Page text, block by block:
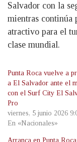
Salvador con la
mientras continúa
atractivo para el
clase mundial.
Punta Roca vuelve a
a El Salvador ante el
con el Surf City El
Pro
viernes, 5 junio 2026
En «Nacionales»
Arranca en Punta